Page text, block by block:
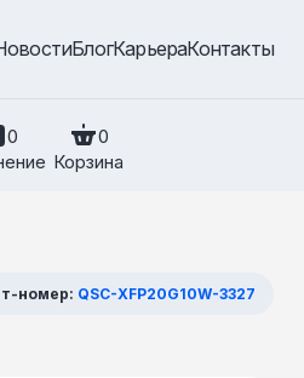
БлогКарьераКонтакты
0
0
Корзина
номер: QSC-XFP20G10W-3327